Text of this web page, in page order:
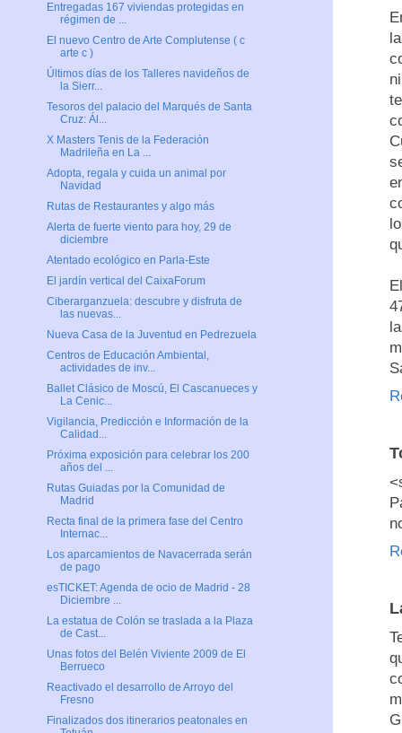
Entregadas 167 viviendas protegidas en
régimen de ...
El nuevo Centro de Arte Complutense ( c
arte c )
Últimos días de los Talleres navideños de
la Sierr...
Tesoros del palacio del Marqués de Santa
Cruz: Ál...
X Masters Tenis de la Federación
Madrileña en La ...
Adopta, regala y cuida un animal por
Navidad
Rutas de Restaurantes y algo más
Alerta de fuerte viento para hoy, 29 de
diciembre
Atentado ecológico en Parla-Este
El jardín vertical del CaixaForum
Ciberarganzuela: descubre y disfruta de
las nuevas...
Nueva Casa de la Juventud en Pedrezuela
Centros de Educación Ambiental,
actividades de inv...
Ballet Clásico de Moscú, El Cascanueces y
La Cenic...
Vigilancia, Predicción e Información de la
Calidad...
Próxima exposición para celebrar los 200
años del ...
Rutas Guiadas por la Comunidad de
Madrid
Recta final de la primera fase del Centro
Internac...
Los aparcamientos de Navacerrada serán
de pago
esTICKET: Agenda de ocio de Madrid - 28
Diciembre ...
La estatua de Colón se traslada a la Plaza
de Cast...
Unas fotos del Belén Viviente 2009 de El
Berrueco
Reactivado el desarrollo de Arroyo del
Fresno
Finalizados dos itinerarios peatonales en